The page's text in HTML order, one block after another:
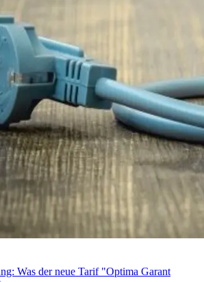
Was der neue Tarif "Optima Garant